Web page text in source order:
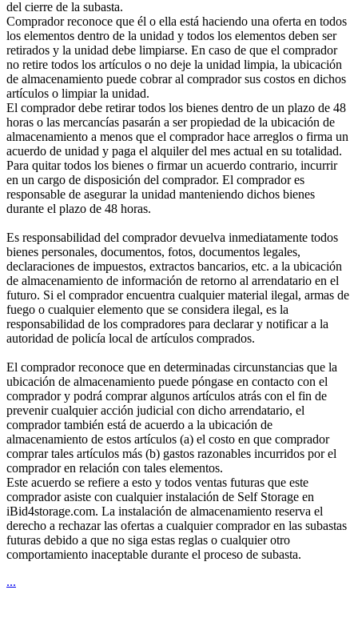
del cierre de la subasta.
Comprador reconoce que él o ella está haciendo una oferta en todos
los elementos dentro de la unidad y todos los elementos deben ser
retirados y la unidad debe limpiarse. En caso de que el comprador
no retire todos los artículos o no deje la unidad limpia, la ubicación
de almacenamiento puede cobrar al comprador sus costos en dichos
artículos o limpiar la unidad.
El comprador debe retirar todos los bienes dentro de un plazo de 48
horas o las mercancías pasarán a ser propiedad de la ubicación de
almacenamiento a menos que el comprador hace arreglos o firma un
acuerdo de unidad y paga el alquiler del mes actual en su totalidad.
Para quitar todos los bienes o firmar un acuerdo contrario, incurrir
en un cargo de disposición del comprador. El comprador es
responsable de asegurar la unidad manteniendo dichos bienes
durante el plazo de 48 horas.
Es responsabilidad del comprador devuelva inmediatamente todos
bienes personales, documentos, fotos, documentos legales,
declaraciones de impuestos, extractos bancarios, etc. a la ubicación
de almacenamiento de información de retorno al arrendatario en el
futuro. Si el comprador encuentra cualquier material ilegal, armas de
fuego o cualquier elemento que se considera ilegal, es la
responsabilidad de los compradores para declarar y notificar a la
autoridad de policía local de artículos comprados.
El comprador reconoce que en determinadas circunstancias que la
ubicación de almacenamiento puede póngase en contacto con el
comprador y podrá comprar algunos artículos atrás con el fin de
prevenir cualquier acción judicial con dicho arrendatario, el
comprador también está de acuerdo a la ubicación de
almacenamiento de estos artículos (a) el costo en que comprador
comprar tales artículos más (b) gastos razonables incurridos por el
comprador en relación con tales elementos.
Este acuerdo se refiere a esto y todos ventas futuras que este
comprador asiste con cualquier instalación de Self Storage en
iBid4storage.com. La instalación de almacenamiento reserva el
derecho a rechazar las ofertas a cualquier comprador en las subastas
futuras debido a que no siga estas reglas o cualquier otro
comportamiento inaceptable durante el proceso de subasta.
...